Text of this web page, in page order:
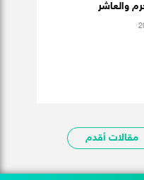
والعاشر
مقالات أقدم